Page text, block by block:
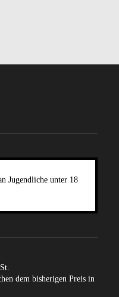
Jugendliche unter 18
dem bisherigen Preis in